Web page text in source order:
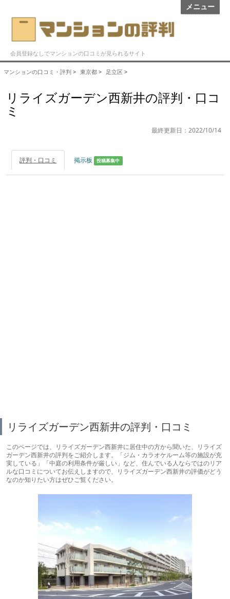
メニュー
会員登録なしでマンションの口コミが見られるサイト
マンションの口コミ・評判 > 東京都 > 足立区 >
リライズガーデン西新井の評判・口コ
ミ
最終更新日：2022/10/14
評判・口コミ 掲示板 投稿募集中
リライズガーデン西新井の評判・口コミ
このページでは、リライズガーデン西新井に居住中の方から聞いた、リライズ
ガーデン西新井の評判をご紹介します。「ジム・カラオケルーム等の施設が充
実している」「中庭の利用条件が厳しい」など、住んでいる人ならではのリア
ルな口コミについてお伝えしますので、リライズガーデン西新井の評価がどう
なのか知りたい方はぜひご覧ください。